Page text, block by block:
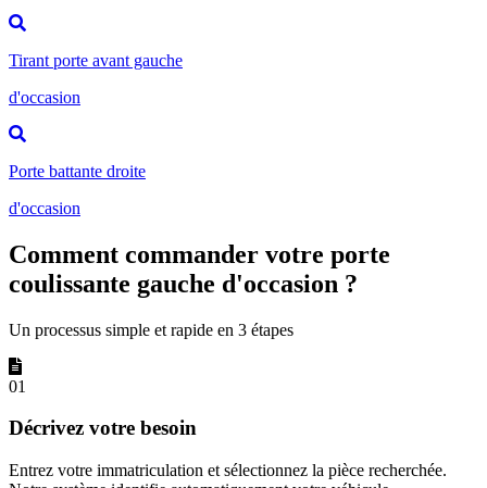
Tirant porte avant gauche
d'occasion
Porte battante droite
d'occasion
Comment commander votre porte
coulissante gauche d'occasion ?
Un processus simple et rapide en 3 étapes
01
Décrivez votre besoin
Entrez votre immatriculation et sélectionnez la pièce recherchée.